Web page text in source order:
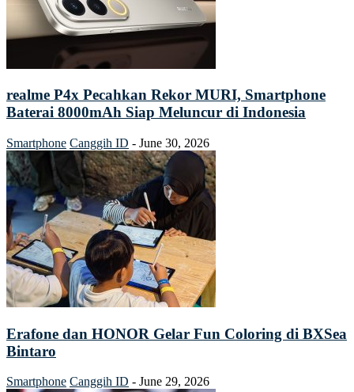
realme P4x Pecahkan Rekor MURI, Smartphone
Baterai 8000mAh Siap Meluncur di Indonesia
Smartphone Canggih ID - June 30, 2026
Erafone dan HONOR Gelar Fun Coloring di BXSea
Bintaro
Smartphone Canggih ID - June 29, 2026